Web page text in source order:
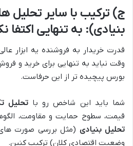
ج) ترکیب با سایر تحلیل
بنیادی): به تنهایی اکتفا
قدرت خریدار به فروشنده یه ابزار
وقت نباید به تنهایی برای خرید و
بورس پیچیده تر از این حرفاست.
شما باید این شاخص رو باتحلیل
قیمت، سطوح حمایت و مقاومت،
تحلیل بنیادی (مثل بررسی صورت
وضعیت اقتصادی کلان) ترکیب کنین.